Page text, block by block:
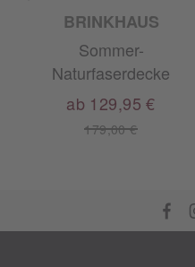
BRINKHAUS
Sommer-
Naturfaserdecke
179,00 €
ab 129,95 €